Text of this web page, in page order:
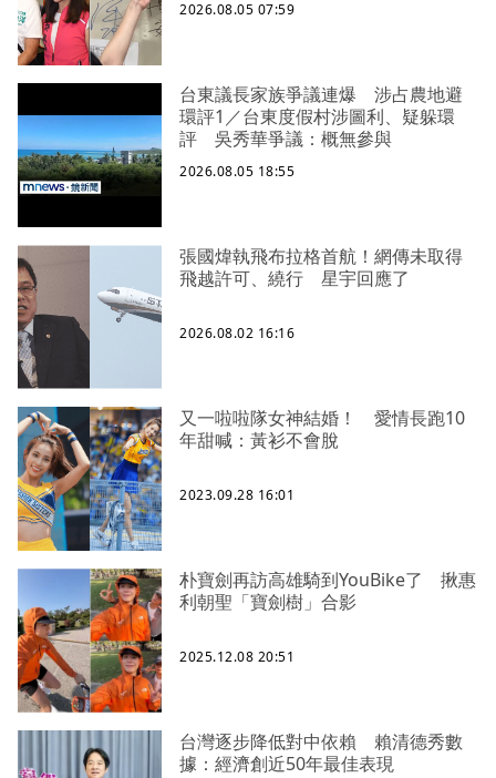
2026.08.05 07:59
台東議長家族爭議連爆 涉占農地避
環評1／台東度假村涉圖利、疑躲環
評 吳秀華爭議：概無參與
2026.08.05 18:55
張國煒執飛布拉格首航！網傳未取得
飛越許可、繞行 星宇回應了
2026.08.02 16:16
又一啦啦隊女神結婚！ 愛情長跑10
年甜喊：黃衫不會脫
2023.09.28 16:01
朴寶劍再訪高雄騎到YouBike了 揪惠
利朝聖「寶劍樹」合影
2025.12.08 20:51
台灣逐步降低對中依賴 賴清德秀數
據：經濟創近50年最佳表現